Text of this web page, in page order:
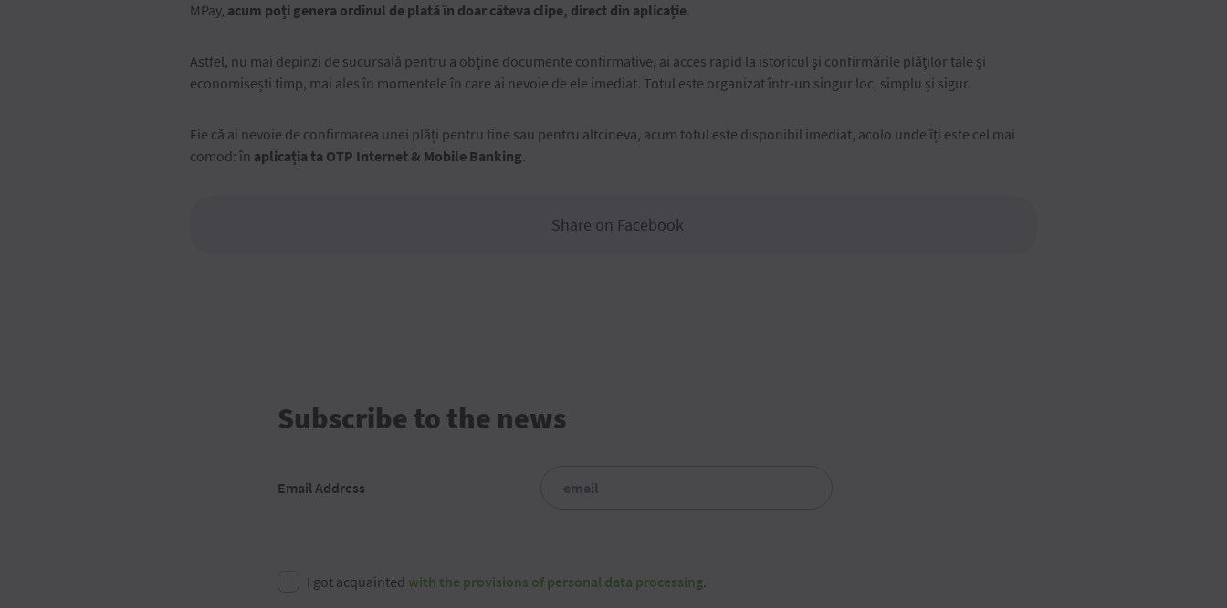
MPay, acum poți genera ordinul de plată în doar câteva clipe, direct din aplicație.
Astfel, nu mai depinzi de sucursală pentru a obține documente confirmative, ai acces rapid la istoricul și confirmările plăților tale și
economisești timp, mai ales în momentele în care ai nevoie de ele imediat. Totul este organizat într-un singur loc, simplu și sigur.
Fie că ai nevoie de confirmarea unei plăți pentru tine sau pentru altcineva, acum totul este disponibil imediat, acolo unde îți este cel mai
comod: în aplicația ta OTP Internet & Mobile Banking.
Share on Facebook
Subscribe to the news
Email Address
I got acquainted with the provisions of personal data processing.